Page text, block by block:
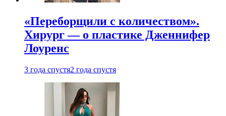
«Переборщили с количеством».
Хирург — о пластике Дженнифер
Лоуренс
3 года спустя2 года спустя